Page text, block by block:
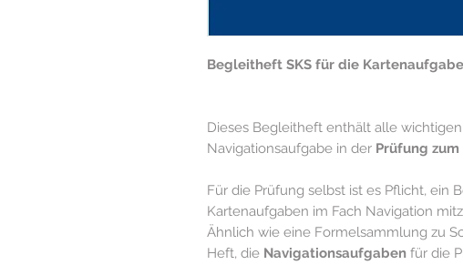
Begleitheft SKS für die
Dieses Begleitheft enthält alle
Navigationsaufgabe in der Prüfung zum
Für die Prüfung selbst ist es Pflicht, ein
Kartenaufgaben im Fach Navigation
Ähnlich wie eine Formelsammlung zu
Heft, die Navigationsaufgaben für die